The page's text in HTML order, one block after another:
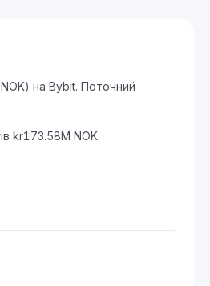
на Bybit. Поточний
kr173.58M NOK.